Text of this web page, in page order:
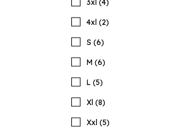
3xl (4)
4xl (2)
S (6)
M (6)
L (5)
Xl (8)
Xxl (5)